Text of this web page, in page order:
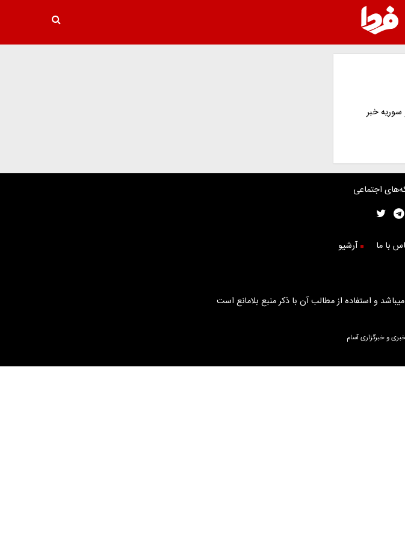
سوریه خبر
اجتماعی
با ما آرشیو
و استفاده از مطالب آن با ذکر منبع بلامانع است
و خبرگزاری آسام